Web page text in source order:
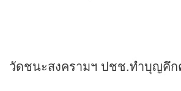
วัดชนะสงครามฯ ปชช.ทำบุญคึก